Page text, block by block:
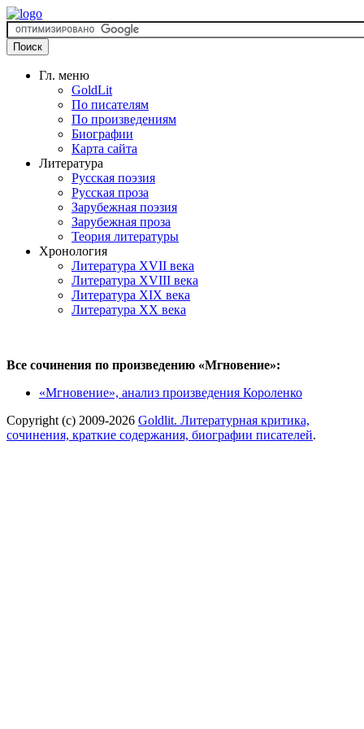
Гл. меню
GoldLit
По писателям
По произведениям
Биографии
Карта сайта
Литература
Русская поэзия
Русская проза
Зарубежная поэзия
Зарубежная проза
Теория литературы
Хронология
Литература XVII века
Литература XVIII века
Литература XIX века
Литература XX века
Все сочинения по произведению «Мгновение»:
«Мгновение», анализ произведения Короленко
Copyright (c) 2009-2026 Goldlit. Литературная критика,
сочинения, краткие содержания, биографии писателей.